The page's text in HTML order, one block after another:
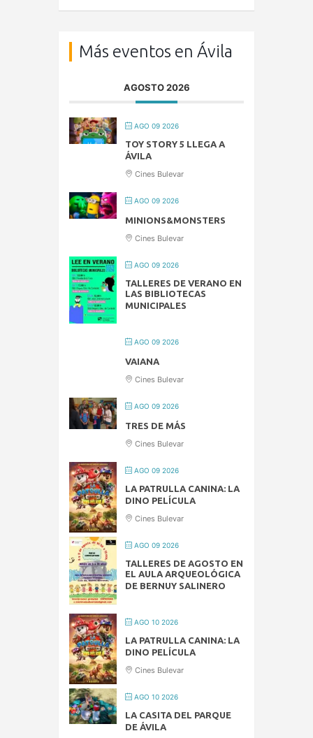
Más eventos en Ávila
AGOSTO 2026
AGO 09 2026
TOY STORY 5 LLEGA A
ÁVILA
Cines Bulevar
AGO 09 2026
MINIONS&MONSTERS
Cines Bulevar
AGO 09 2026
TALLERES DE VERANO EN
LAS BIBLIOTECAS
MUNICIPALES
AGO 09 2026
VAIANA
Cines Bulevar
AGO 09 2026
TRES DE MÁS
Cines Bulevar
AGO 09 2026
LA PATRULLA CANINA: LA
DINO PELÍCULA
Cines Bulevar
AGO 09 2026
TALLERES DE AGOSTO EN
EL AULA ARQUEOLÓGICA
DE BERNUY SALINERO
AGO 10 2026
LA PATRULLA CANINA: LA
DINO PELÍCULA
Cines Bulevar
AGO 10 2026
LA CASITA DEL PARQUE
DE ÁVILA